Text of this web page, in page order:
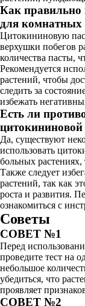
Как правильно
для комнатных
Цитокининовую
верхушки побегов
количества пасты,
Рекомендуется
растений, чтобы
следить за
избежать
Есть ли
цитокининовой
Да, существуют
использовать
больных растениях,
Также следует
растений, так как
роста и развития.
ознакомиться с
Советы
СОВЕТ №1
Перед
проведите тест на
небольшое
убедиться, что
проявляет
СОВЕТ №2